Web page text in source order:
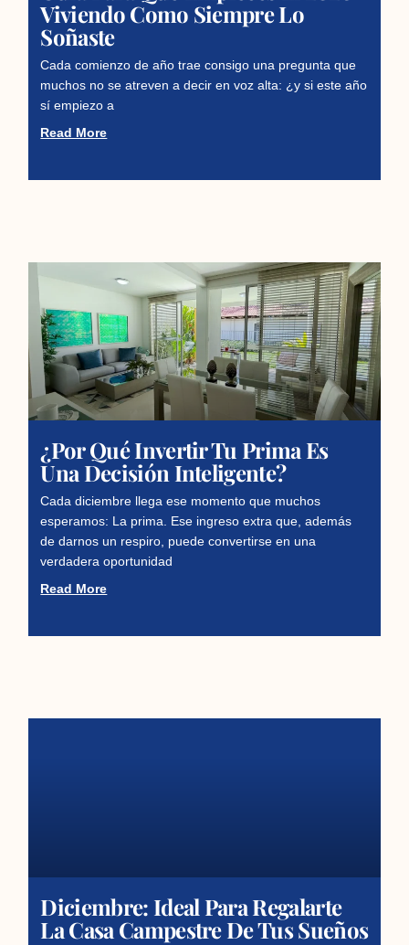
Viviendo Como Siempre Lo
Soñaste
Cada comienzo de año trae consigo una pregunta que
muchos no se atreven a decir en voz alta: ¿y si este año
sí empiezo a
Read More
¿Por Qué Invertir Tu Prima Es
Una Decisión Inteligente?
Cada diciembre llega ese momento que muchos
esperamos: La prima. Ese ingreso extra que, además
de darnos un respiro, puede convertirse en una
verdadera oportunidad
Read More
Diciembre: Ideal Para Regalarte
La Casa Campestre De Tus Sueños